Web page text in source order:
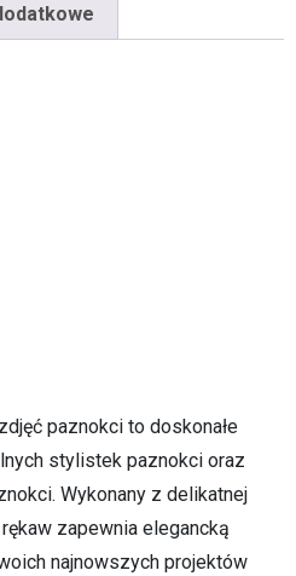
paznokci to doskonałe
stylistek paznokci oraz
Wykonany z delikatnej
zapewnia elegancką
najnowszych projektów